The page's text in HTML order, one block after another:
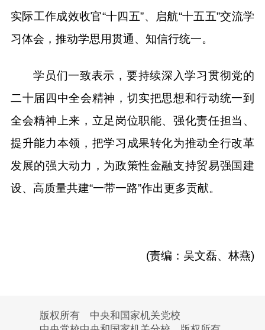
实际工作成效收官“十四五”、启航“十五五”交流学
习体会，推动学思用贯通、知信行统一。
学员们一致表示，要持续深入学习贯彻党的
二十届四中全会精神，切实把思想和行动统一到
全会精神上来，立足岗位职能、强化责任担当、
提升能力本领，把学习成果转化为推动全行改革
发展的强大动力，为政策性金融支持贸易强国建
设、高质量共建“一带一路”作出更多贡献。
(责编：吴文磊、林燕)
版权所有 中央和国家机关党校